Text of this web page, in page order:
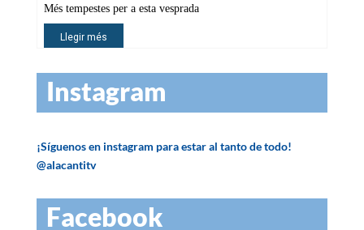
Instagram
¡Síguenos en instagram para estar al tanto de todo!
@alacantitv
Facebook